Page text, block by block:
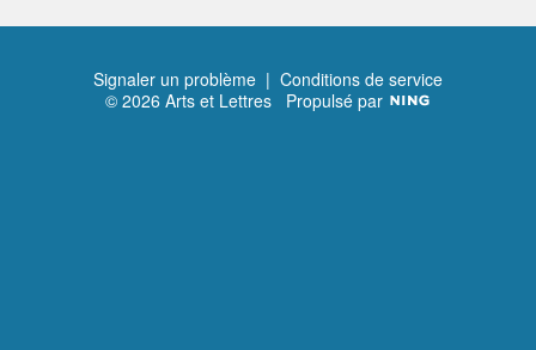
Signaler un problème | Conditions de service
© 2026 Arts et Lettres Propulsé par